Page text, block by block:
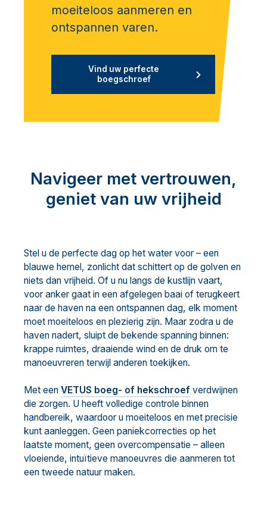
moeiteloos aanmeren en
ontspannen varen.
Vind uw perfecte
boegschroef
Navigeer met vertrouwen,
geniet van uw vrijheid
Stel u de perfecte dag op het water voor – een
blauwe hemel, zonlicht dat schittert op de golven en
niets dan vrijheid. Of u nu langs de kustlijn vaart,
voor anker gaat in een afgelegen baai of terugkeert
naar de haven na een ontspannen dag, elk moment
moet moeiteloos en plezierig zijn. Maar zodra u de
haven nadert, sluipt de bekende spanning binnen:
krappe ruimtes, draaiende wind en de druk om te
manoeuvreren terwijl anderen toekijken.
Met een VETUS boeg- of hekschroef verdwijnen
die zorgen. U heeft volledige controle binnen
handbereik, waardoor u moeiteloos en met precisie
kunt aanleggen. Geen paniekcorrecties op het
laatste moment, geen overcompensatie – alleen
vloeiende, intuïtieve manoeuvres die aanmeren tot
een tweede natuur maken.